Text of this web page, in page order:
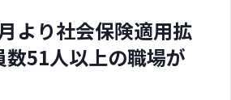
より社会保険適用拡
51人以上の職場が